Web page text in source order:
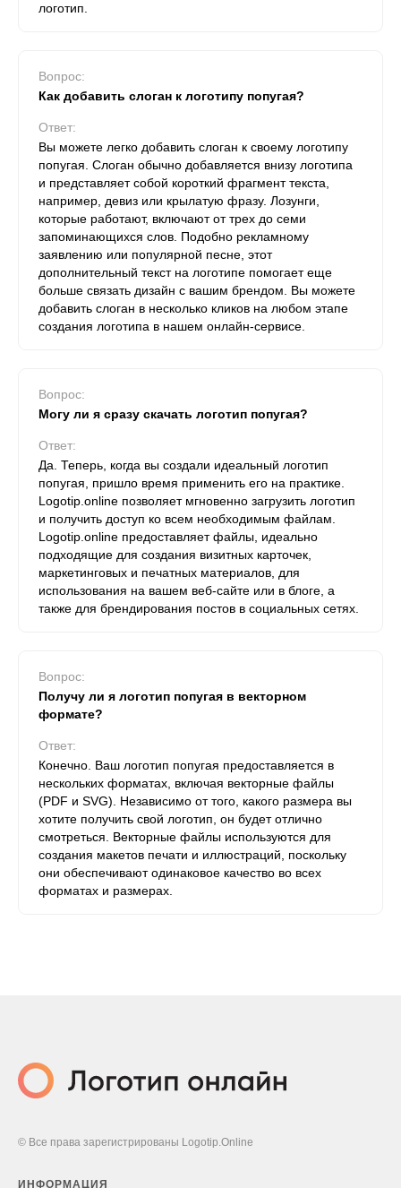
логотип.
Вопрос:
Как добавить слоган к логотипу попугая?
Ответ:
Вы можете легко добавить слоган к своему логотипу
попугая. Слоган обычно добавляется внизу логотипа
и представляет собой короткий фрагмент текста,
например, девиз или крылатую фразу. Лозунги,
которые работают, включают от трех до семи
запоминающихся слов. Подобно рекламному
заявлению или популярной песне, этот
дополнительный текст на логотипе помогает еще
больше связать дизайн с вашим брендом. Вы можете
добавить слоган в несколько кликов на любом этапе
создания логотипа в нашем онлайн-сервисе.
Вопрос:
Могу ли я сразу скачать логотип попугая?
Ответ:
Да. Теперь, когда вы создали идеальный логотип
попугая, пришло время применить его на практике.
Logotip.online позволяет мгновенно загрузить логотип
и получить доступ ко всем необходимым файлам.
Logotip.online предоставляет файлы, идеально
подходящие для создания визитных карточек,
маркетинговых и печатных материалов, для
использования на вашем веб-сайте или в блоге, а
также для брендирования постов в социальных сетях.
Вопрос:
Получу ли я логотип попугая в векторном
формате?
Ответ:
Конечно. Ваш логотип попугая предоставляется в
нескольких форматах, включая векторные файлы
(PDF и SVG). Независимо от того, какого размера вы
хотите получить свой логотип, он будет отлично
смотреться. Векторные файлы используются для
создания макетов печати и иллюстраций, поскольку
они обеспечивают одинаковое качество во всех
форматах и ​​размерах.
© Все права зарегистрированы Logotip.Online
ИНФОРМАЦИЯ